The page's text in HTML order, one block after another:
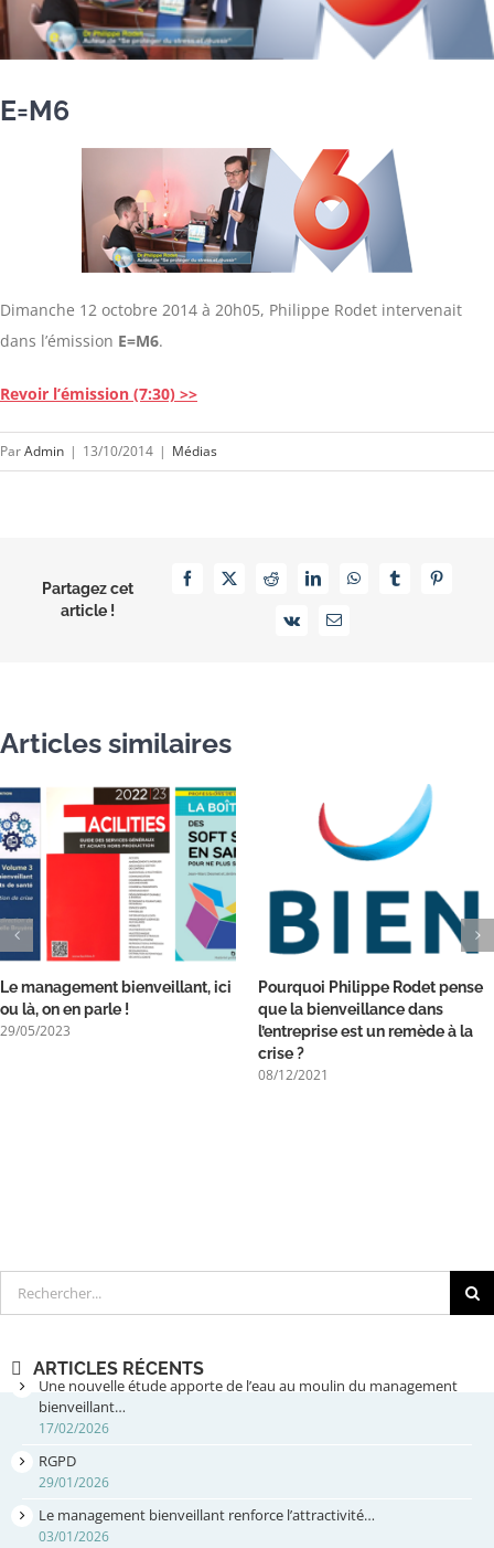
E=M6
Dimanche 12 octobre 2014 à 20h05, Philippe Rodet intervenait
dans l’émission E=M6.
Revoir l’émission (7:30) >>
ParAdmin | 13/10/2014 | Médias
Partagez cet
article !
Facebook
X RedditLinkedInWhatsAppTumblrPinterest
Vk Email
Articles similaires
Le management bienveillant, ici
ou là, on en parle !
29/05/2023
Pourquoi Philippe Rodet pense
que la bienveillance dans
l’entreprise est un remède à la
crise ?
08/12/2021
Rechercher
ARTICLES RÉCENTS
Une nouvelle étude apporte de l’eau au moulin du management
bienveillant…
17/02/2026
RGPD
29/01/2026
Le management bienveillant renforce l’attractivité…
03/01/2026